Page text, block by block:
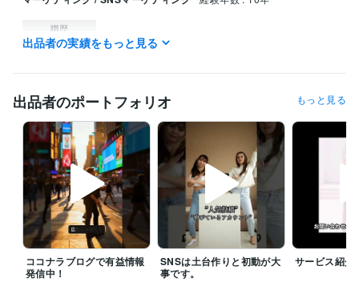
職歴
フリーランス 2015年3月 ~ 現在
資格・検定
C:1年C#:1年 C#.NET:1年C++:1年 CSS:1年 HTML:1年Java:1年
JavaScript:1年PL/SQL:1年Python:1年 SQL:1年 VBA:1年
Amazon Web Services:0年
Linux:0年 Apache:0年
Microsoft SQL Server:0年 MySQL:0年GitHub:0年
ビジネス・クリエイティブツール
Excel:15年Google スプレッドシート:10年
PowerPoint:15年
Word:15年BASE:5年Shopify:5年 STORES:5年
Moneyfoward:10年
PCA:10年ChatGPT:1年Adobe Photoshop:2年 Final Cut Pro:1年
CapCut:1年
PowerDirector:1年InShot:1年
出品者の実績をもっと見る
出品者のポートフォリオ もっと見る
ココナラブログで有益情報
発信中！
SNSは土台作りと初動が大
事です。
サービス紹介